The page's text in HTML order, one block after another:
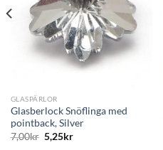
GLASPÄRLOR
Glasberlock Snöflinga med
pointback, Silver
7,00kr 5,25kr